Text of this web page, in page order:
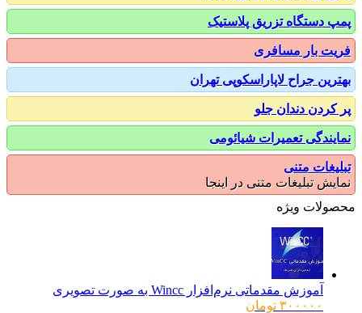
دستگاه تزریق پلاستیک
بار مسافری
جراح لاپاراسکوپی تهران
دندان جلو
تعمیرات شیائومی
متنی
تبلیغات متنی در اینجا
ویژه
آموزش مقدماتی نرم‌افزار Wincc به صورت تصویری
۳۰۰۰۰۰ تومان